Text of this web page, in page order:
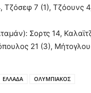
Τζόσεφ 7 (1), Τζόουνς
Σορτς 14,
21 (3), Μήτογλου
ΕΛΛΑΔΑ ΟΛΥΜΠΙΑΚΟΣ